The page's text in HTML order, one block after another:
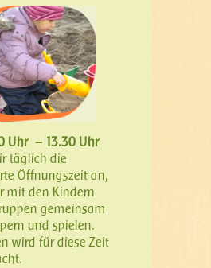
Uhr – 13.30 Uhr
täglich die
Öffnungszeit an,
mit den Kindern
gemeinsam
und spielen.
wird für diese Zeit